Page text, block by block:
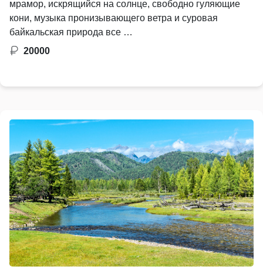
мрамор, искрящийся на солнце, свободно гуляющие
кони, музыка пронизывающего ветра и суровая
байкальская природа все …
20000